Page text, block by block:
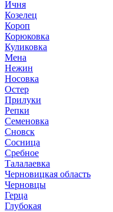
Ичня
Козелец
Короп
Корюковка
Куликовка
Мена
Нежин
Носовка
Остер
Прилуки
Репки
Семеновка
Сновск
Сосница
Сребное
Талалаевка
Черновицкая область
Черновцы
Герца
Глубокая